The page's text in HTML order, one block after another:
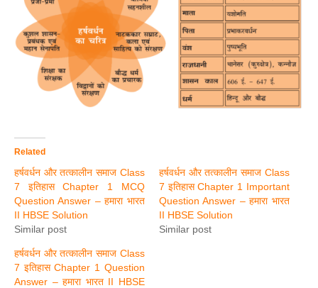
Related
हर्षवर्धन और तत्कालीन समाज Class
7 इतिहास Chapter 1 MCQ
Question Answer – हमारा भारत
II HBSE Solution
Similar post
हर्षवर्धन और तत्कालीन समाज Class
7 इतिहास Chapter 1 Important
Question Answer – हमारा भारत
II HBSE Solution
Similar post
हर्षवर्धन और तत्कालीन समाज Class
7 इतिहास Chapter 1 Question
Answer – हमारा भारत II HBSE